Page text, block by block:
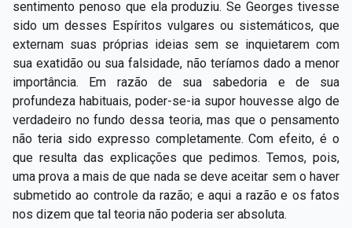
sentimento penoso que ela produziu. Se Georges tivesse
sido um desses Espíritos vulgares ou sistemáticos, que
externam suas próprias ideias sem se inquietarem com
sua exatidão ou sua falsidade, não teríamos dado a menor
importância. Em razão de sua sabedoria e de sua
profundeza habituais, poder-se-ia supor houvesse algo de
verdadeiro no fundo dessa teoria, mas que o pensamento
não teria sido expresso completamente. Com efeito, é o
que resulta das explicações que pedimos. Temos, pois,
uma prova a mais de que nada se deve aceitar sem o haver
submetido ao controle da razão; e aqui a razão e os fatos
nos dizem que tal teoria não poderia ser absoluta.